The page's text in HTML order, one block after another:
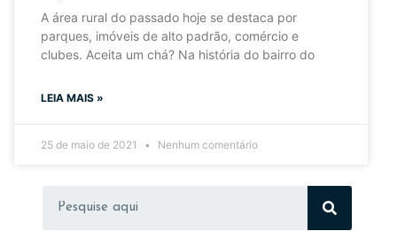
A área rural do passado hoje se destaca por
parques, imóveis de alto padrão, comércio e
clubes. Aceita um chá? Na história do bairro do
LEIA MAIS »
25 de maio de 2021 Nenhum comentário